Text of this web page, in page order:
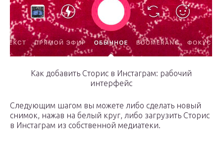
Как добавить Сторис в Инстаграм: рабочий
интерфейс
Следующим шагом вы можете либо сделать новый
снимок, нажав на белый круг, либо загрузить Сторис
в Инстаграм из собственной медиатеки.